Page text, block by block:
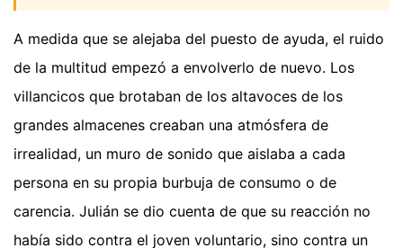
A medida que se alejaba del puesto de ayuda, el ruido
de la multitud empezó a envolverlo de nuevo. Los
villancicos que brotaban de los altavoces de los
grandes almacenes creaban una atmósfera de
irrealidad, un muro de sonido que aislaba a cada
persona en su propia burbuja de consumo o de
carencia. Julián se dio cuenta de que su reacción no
había sido contra el joven voluntario, sino contra un